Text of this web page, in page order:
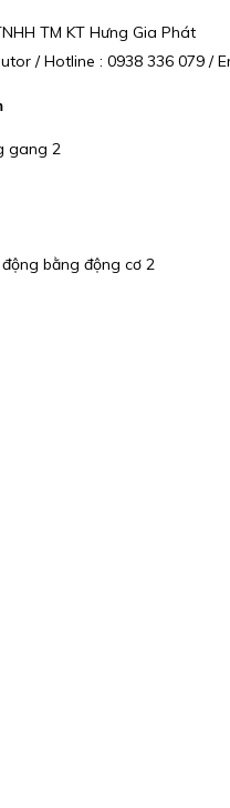
TM KT Hưng Gia Phát
/ Hotline : 0938 336 079 /
gang 2
bằng động cơ 2